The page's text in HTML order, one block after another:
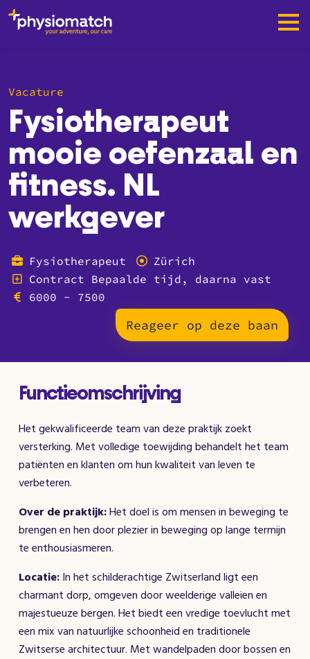
Vacature
Fysiotherapeut
mooie oefenzaal en
fitness. NL
werkgever
Fysiotherapeut
Zürich
Contract Bepaalde tijd, daarna vast
6000 - 7500
Reageer op deze baan
Functieomschrijving
Het gekwalificeerde team van deze praktijk zoekt
versterking. Met volledige toewijding behandelt het team
patiënten en klanten om hun kwaliteit van leven te
verbeteren.
Over de praktijk:Het doel is om mensen in beweging te
brengen en hen door plezier in beweging op lange termijn
te enthousiasmeren.
Locatie: In het schilderachtige Zwitserland ligt een
charmant dorp, omgeven door weelderige valleien en
majestueuze bergen. Het biedt een vredige toevlucht met
een mix van natuurlijke schoonheid en traditionele
Zwitserse architectuur. Met wandelpaden door bossen en